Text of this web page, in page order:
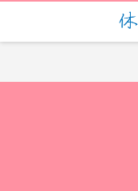
script>
[]).push(arguments)},i[r].l=1*new
(window,document,'script','https://